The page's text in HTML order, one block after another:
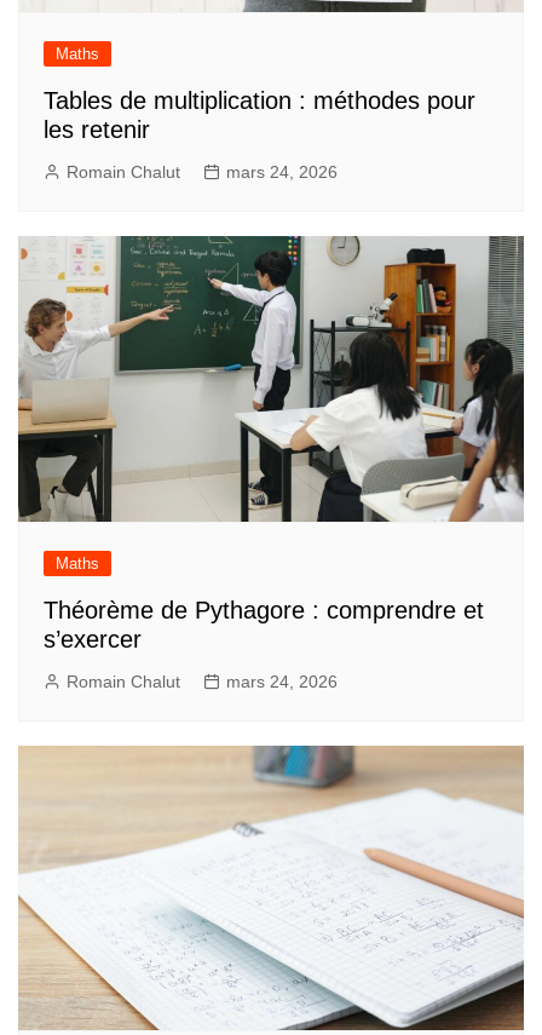
Maths
Tables de multiplication : méthodes pour
les retenir
Romain Chalut mars 24, 2026
Maths
Théorème de Pythagore : comprendre et
s’exercer
Romain Chalut mars 24, 2026